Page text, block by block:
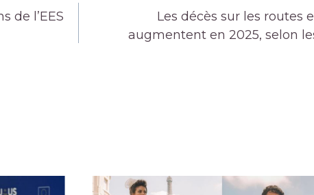
de l’EES
Les décès sur les routes
augmentent en 2025, selon